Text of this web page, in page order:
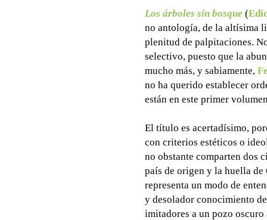
Los árboles sin bosque (
no antología, de la altísima
plenitud de palpitaciones.
selectivo, puesto que la
mucho más, y sabiamente,
no ha querido establecer
están en este primer
El título es acertadísimo,
con criterios estéticos o
no obstante comparten dos
país de origen y la huella
representa un modo de
y desolador conocimiento
imitadores a un pozo